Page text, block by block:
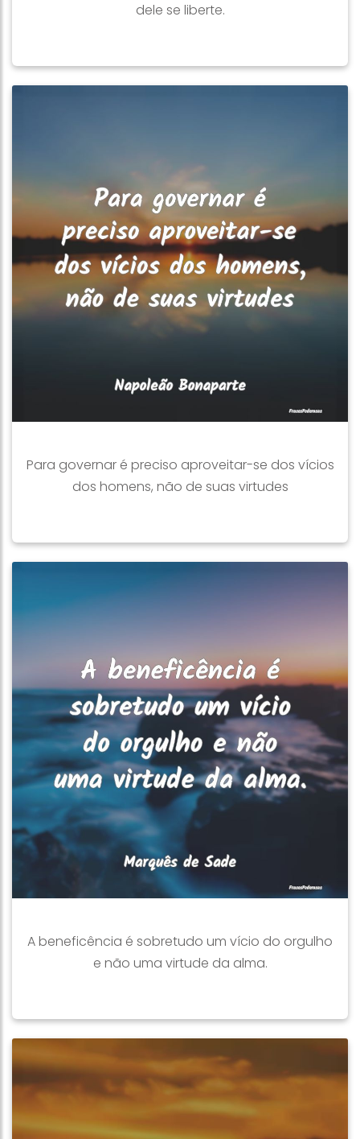
dele se liberte.
Para governar é preciso aproveitar-se dos vícios
dos homens, não de suas virtudes
A beneficência é sobretudo um vício do orgulho
e não uma virtude da alma.